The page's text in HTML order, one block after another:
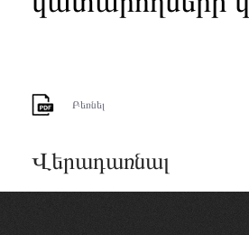
Բեռնել
Վերադառնալ